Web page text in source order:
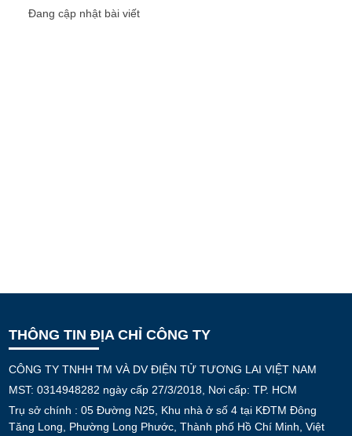
Đang cập nhật bài viết
THÔNG TIN ĐỊA CHỈ CÔNG TY
CÔNG TY TNHH TM VÀ DV ĐIỆN TỬ TƯƠNG LAI VIỆT NAM
MST: 0314948282 ngày cấp 27/3/2018, Nơi cấp: TP. HCM
Trụ sở chính : 05 Đường N25, Khu nhà ở số 4 tại KĐTM Đông
Tăng Long, Phường Long Phước, Thành phố Hồ Chí Minh, Việt